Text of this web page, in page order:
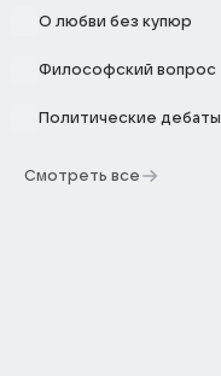
О любви без купюр
Философский вопрос
Политические дебаты
Смотреть все